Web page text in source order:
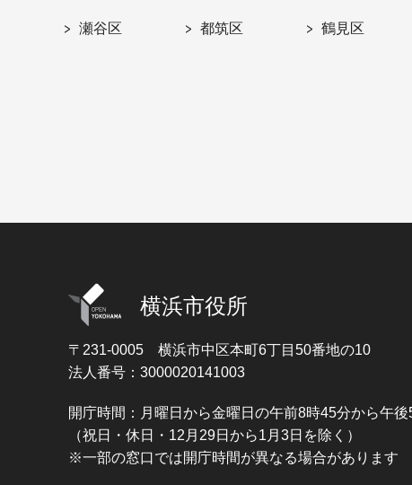
瀬谷区 都筑区 鶴見区
横浜市役所
〒231-0005 横浜市中区本町6丁目50番地の10
法人番号：3000020141003
開庁時間：月曜日から金曜日の午前8時45分から午
（祝日・休日・12月29日から1月3日を除く）
※一部の窓口では開庁時間が異なる場合があります